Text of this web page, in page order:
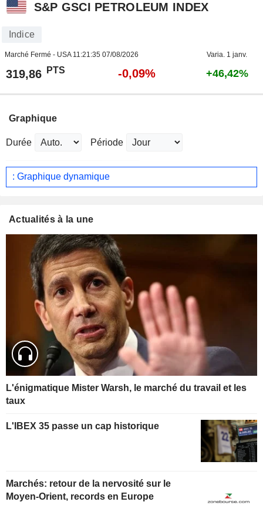
S&P GSCI PETROLEUM INDEX
Indice
Marché Fermé - USA 11:21:35 07/08/2026 Varia. 1 janv.
319,86 PTS -0,09% +46,42%
Graphique
Durée Période
: Graphique dynamique
Actualités à la une
L'énigmatique Mister Warsh, le marché du travail et les
taux
L'IBEX 35 passe un cap historique
Marchés: retour de la nervosité sur le
Moyen-Orient, records en Europe